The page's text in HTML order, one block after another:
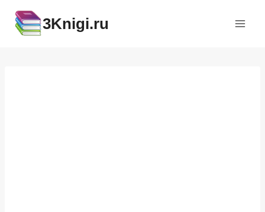
содержимому
3Knigi.ru